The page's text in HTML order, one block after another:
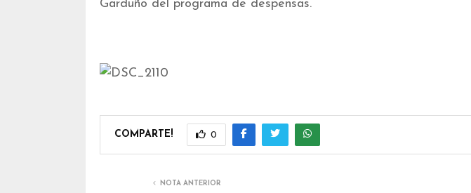
Garduño del programa de despensas.
COMPARTE! 0
NOTA ANTERIOR